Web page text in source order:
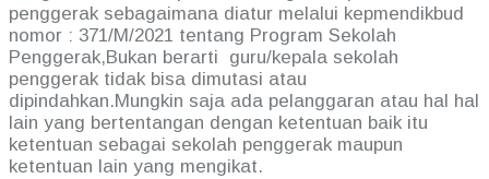
penggerak sebagaimana diatur melalui kepmendikbud
nomor : 371/M/2021 tentang Program Sekolah
Penggerak,Bukan berarti guru/kepala sekolah
penggerak tidak bisa dimutasi atau
dipindahkan.Mungkin saja ada pelanggaran atau hal hal
lain yang bertentangan dengan ketentuan baik itu
ketentuan sebagai sekolah penggerak maupun
ketentuan lain yang mengikat.